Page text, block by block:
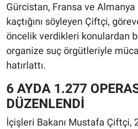
Gürcistan, Fransa ve
kaçtığını söyleyen Çiftçi,
öncelik verdikleri konulardan
organize suç örgütleriyle
hatırlattı.
6 AYDA 1.277
DÜZENLENDİ
İçişleri Bakanı Mustafa Çiftçi,